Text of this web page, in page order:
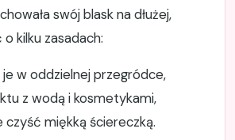
swój blask na dłużej,
kilku zasadach:
w oddzielnej przegródce,
z wodą i kosmetykami,
czyść miękką ściereczką.